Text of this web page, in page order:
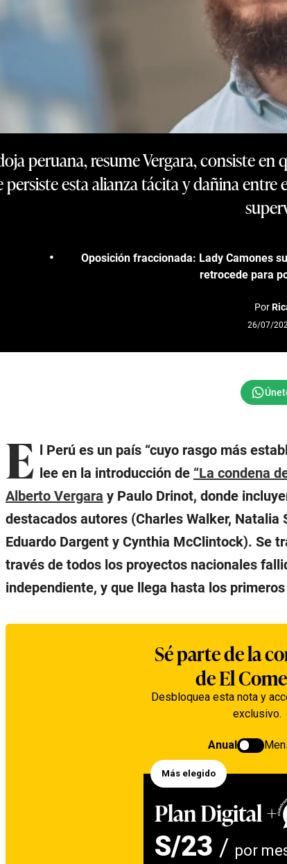
peruana, resume Vergara, consiste
esta alianza tácita y dañina
Oposición fraccionada: Lady Camones
retrocede para
Por
26/07/
E l Perú es un país “cuyo rasgo más
lee en la introducción de “La condena
Alberto Vergara y Paulo Drinot, donde
destacados autores (Charles Walker, Natalia
Eduardo Dargent y Cynthia McClintock). Se
través de todos los proyectos nacionales
independiente, y que llega hasta los